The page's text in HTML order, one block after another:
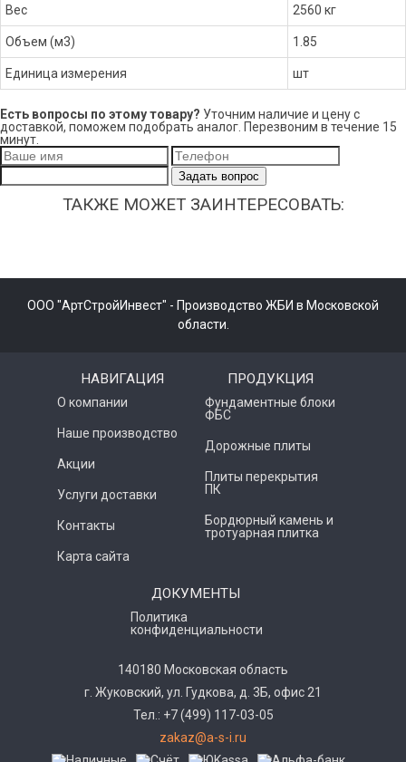
Вес 2560 кг
Объем (м3) 1.85
Единица измерения шт
Есть вопросы по этому товару? Уточним наличие и цену с
доставкой, поможем подобрать аналог. Перезвоним в течение 15
минут.
Задать вопрос
ТАКЖЕ МОЖЕТ ЗАИНТЕРЕСОВАТЬ:
ООО "АртСтройИнвест" - Производство ЖБИ в Московской
области.
НАВИГАЦИЯ
О компании
Наше производство
Акции
Услуги доставки
Контакты
Карта сайта
ПРОДУКЦИЯ
Фундаментные блоки
ФБС
Дорожные плиты
Плиты перекрытия
ПК
Бордюрный камень и
тротуарная плитка
ДОКУМЕНТЫ
Политика
конфиденциальности
140180 Московская область
г. Жуковский, ул. Гудкова, д. 3Б, офис 21
Тел.: +7 (499) 117-03-05
zakaz@a-s-i.ru